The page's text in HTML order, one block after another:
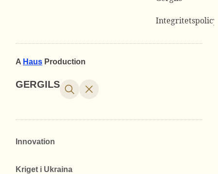
Integritetspolicy
A Haus Production
GERGILS
Innovation
Kriget i Ukraina